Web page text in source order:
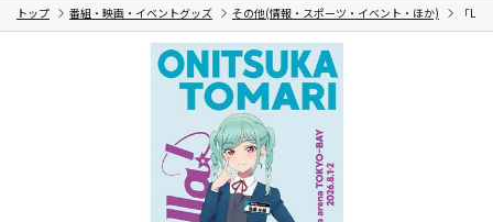
トップ 番組・映画・イベントグッズ その他(情報・スポーツ・イベント・ほか) 「